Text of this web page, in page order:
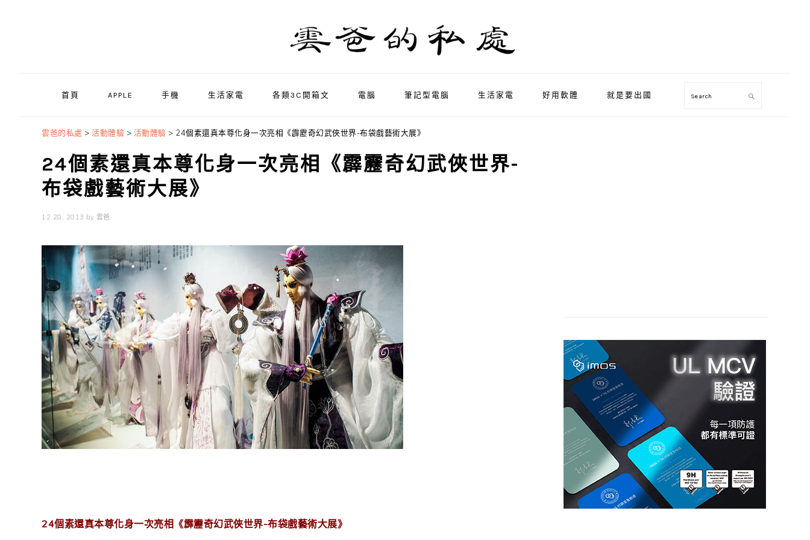
首頁 APPLE 手機 生活家電 各類3C開箱文 電腦 筆記型電腦 生活家電 好用軟體 就是要出國 Search
雲爸的私處 > 活動體驗 > 活動體驗 > 24個素還真本尊化身一次亮相《霹靂奇幻武俠世界-布袋戲藝術大展》
24個素還真本尊化身一次亮相《霹靂奇幻武俠世界-
布袋戲藝術大展》
12 28, 2013 by 雲爸
24個素還真本尊化身一次亮相《霹靂奇幻武俠世界-布袋戲藝術大展》